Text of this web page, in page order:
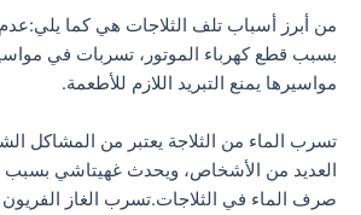
من أبرز أسباب تلف الثلاجات هي كما يلي:عدم
بسبب قطع كهرباء الموتور، تسربات في مواسير
مواسيرها يمنع التبريد اللازم للأطعمة.
تسرب الماء من الثلاجة يعتبر من المشاكل
العديد من الأشخاص، ويحدث غهيتاشي بسبب
صرف الماء في الثلاجات.تسرب الغاز